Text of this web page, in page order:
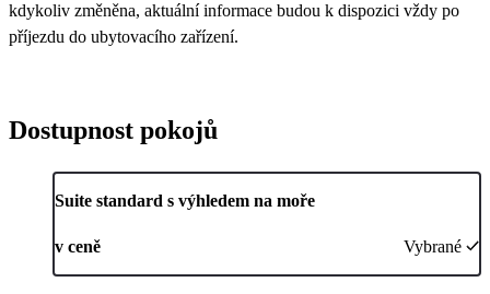
kdykoliv změněna, aktuální informace budou k dispozici vždy po
příjezdu do ubytovacího zařízení.
Dostupnost pokojů
Suite standard s výhledem na moře
v ceně Vybrané